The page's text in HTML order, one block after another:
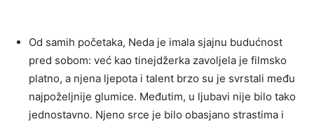
Od samih početaka, Neda je imala sjajnu budućnost
pred sobom: već kao tinejdžerka zavoljela je filmsko
platno, a njena ljepota i talent brzo su je svrstali među
najpoželjnije glumice. Međutim, u ljubavi nije bilo tako
jednostavno. Njeno srce je bilo obasjano strastima i